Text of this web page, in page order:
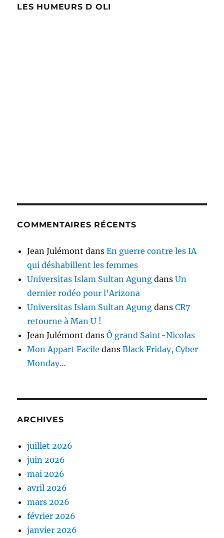
LES HUMEURS D OLI
COMMENTAIRES RÉCENTS
Jean Julémont dansEn guerre contre les IA
qui déshabillent les femmes
Universitas Islam Sultan Agung dansUn
dernier rodéo pour l’Arizona
Universitas Islam Sultan Agung dansCR7
retourne à Man U !
Jean Julémont dansÔ grand Saint-Nicolas
Mon Appart Facile dansBlack Friday, Cyber
Monday…
ARCHIVES
juillet 2026
juin 2026
mai 2026
avril 2026
mars 2026
février 2026
janvier 2026